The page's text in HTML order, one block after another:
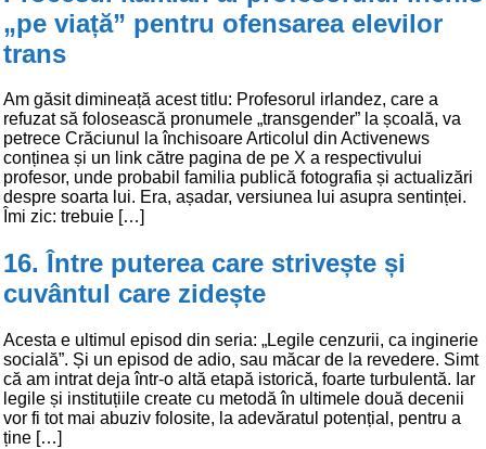
„pe viață” pentru ofensarea elevilor
trans
Am găsit dimineață acest titlu: Profesorul irlandez, care a
refuzat să folosească pronumele „transgender” la școală, va
petrece Crăciunul la închisoare Articolul din Activenews
conținea și un link către pagina de pe X a respectivului
profesor, unde probabil familia publică fotografia și actualizări
despre soarta lui. Era, așadar, versiunea lui asupra sentinței.
Îmi zic: trebuie […]
16. Între puterea care strivește și
cuvântul care zidește
Acesta e ultimul episod din seria: „Legile cenzurii, ca inginerie
socială”. Și un episod de adio, sau măcar de la revedere. Simt
că am intrat deja într-o altă etapă istorică, foarte turbulentă. Iar
legile și instituțiile create cu metodă în ultimele două decenii
vor fi tot mai abuziv folosite, la adevăratul potențial, pentru a
ține […]